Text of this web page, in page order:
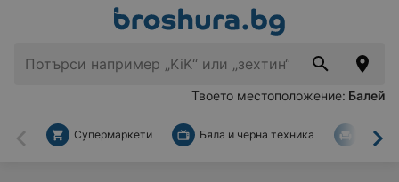
Твоето местоположение: Балей
Назад
Супермаркети Бяла и черна техника За